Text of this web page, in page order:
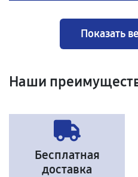
Показать
Наши
Бесплатная
доставка